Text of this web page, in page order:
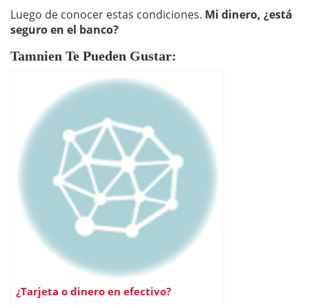
Luego de conocer estas condiciones. Mi dinero, ¿está
seguro en el banco?
Tamnien Te Pueden Gustar:
¿Tarjeta o dinero en efectivo?